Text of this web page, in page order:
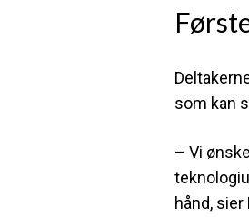
som kan
– Vi
hånd,